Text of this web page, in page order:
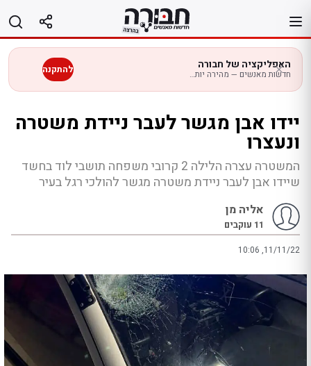
לתוכן
האפליקציה של חבורה
חדשות מאנשים — מהירה יותר בנייד להתקנה
יידו אבן מגשר לעבר ניידת משטרה
ונעצרו
המשטרה עצרה הלילה 2 קרובי משפחה תושבי לוד בחשד
שיידו אבן לעבר ניידת משטרה מגשר להולכי רגל בעיר
אליה מן
11 עוקבים
10:06 ,11/11/22